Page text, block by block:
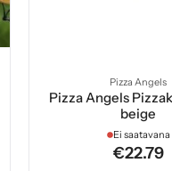
Pizza Angels
Pizza Angels
beige
Ei saatavana
€22.79